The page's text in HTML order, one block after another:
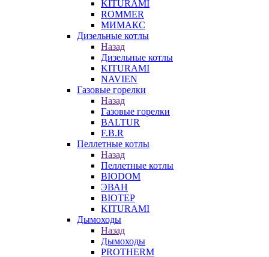
KITURAMI
ROMMER
МИМАКС
Дизельные котлы
Назад
Дизельные котлы
KITURAMI
NAVIEN
Газовые горелки
Назад
Газовые горелки
BALTUR
F.B.R
Пеллетные котлы
Назад
Пеллетные котлы
BIODOM
ЭВАН
BIOTEP
KITURAMI
Дымоходы
Назад
Дымоходы
PROTHERM